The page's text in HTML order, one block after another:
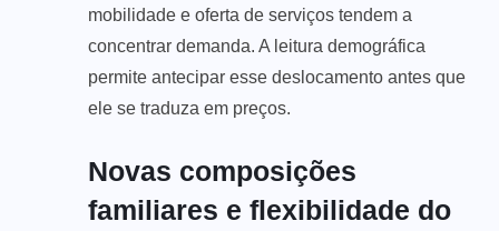
mobilidade e oferta de serviços tendem a
concentrar demanda. A leitura demográfica
permite antecipar esse deslocamento antes que
ele se traduza em preços.
Novas composições
familiares e flexibilidade do